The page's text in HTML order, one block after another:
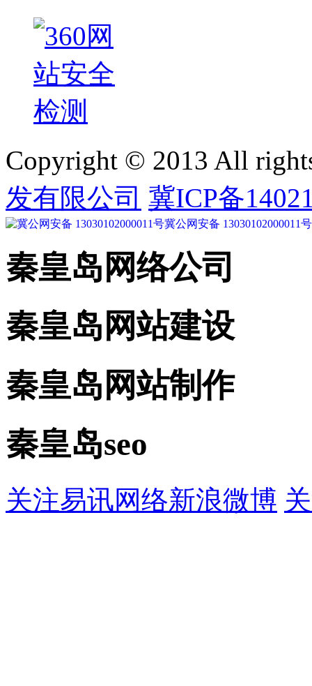
Copyright © 2013 All
发有限公司 冀ICP备
冀公网安备 13030102000011号
秦皇岛网络公司
秦皇岛网站建设
秦皇岛网站制作
秦皇岛seo
关注易讯网络新浪微博